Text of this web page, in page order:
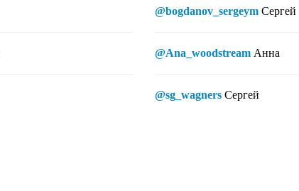
@bogdanov_sergeym Сергей
@Ana_woodstream Анна
@sg_wagners Сергей